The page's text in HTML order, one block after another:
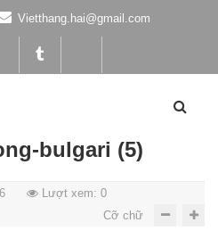
Vietthang.hai@gmail.com
bulgari (5)
Lượt xem: 0
Cỡ chữ